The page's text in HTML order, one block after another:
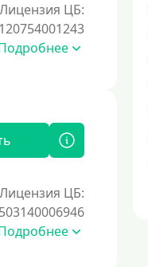
Лицензия ЦБ:
Лицензия ЦБ: